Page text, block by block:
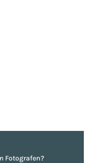
Fotografen?